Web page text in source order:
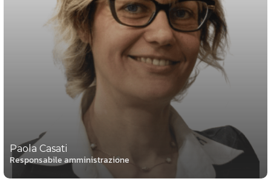
Paola Casati
Responsabile amministrazione